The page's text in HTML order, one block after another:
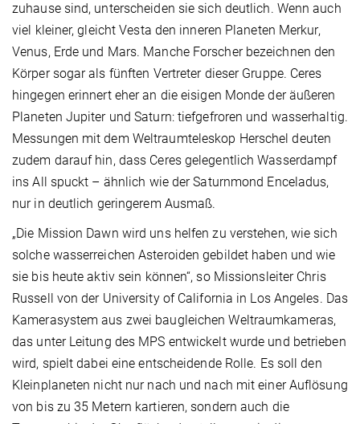
zuhause sind, unterscheiden sie sich deutlich. Wenn auch
viel kleiner, gleicht Vesta den inneren Planeten Merkur,
Venus, Erde und Mars. Manche Forscher bezeichnen den
Körper sogar als fünften Vertreter dieser Gruppe. Ceres
hingegen erinnert eher an die eisigen Monde der äußeren
Planeten Jupiter und Saturn: tiefgefroren und wasserhaltig.
Messungen mit dem Weltraumteleskop Herschel deuten
zudem darauf hin, dass Ceres gelegentlich Wasserdampf
ins All spuckt – ähnlich wie der Saturnmond Enceladus,
nur in deutlich geringerem Ausmaß.
„Die Mission Dawn wird uns helfen zu verstehen, wie sich
solche wasserreichen Asteroiden gebildet haben und wie
sie bis heute aktiv sein können“, so Missionsleiter Chris
Russell von der University of California in Los Angeles. Das
Kamerasystem aus zwei baugleichen Weltraumkameras,
das unter Leitung des MPS entwickelt wurde und betrieben
wird, spielt dabei eine entscheidende Rolle. Es soll den
Kleinplaneten nicht nur nach und nach mit einer Auflösung
von bis zu 35 Metern kartieren, sondern auch die